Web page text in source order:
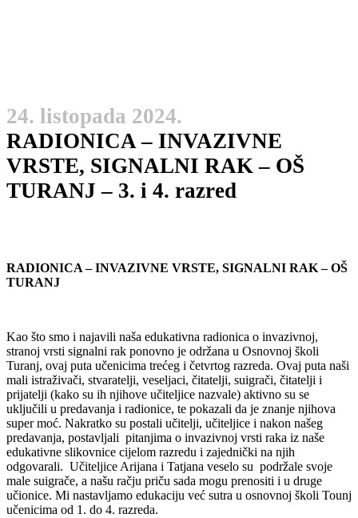
24. listopada 2024.
RADIONICA – INVAZIVNE
VRSTE, SIGNALNI RAK – OŠ
TURANJ – 3. i 4. razred
RADIONICA – INVAZIVNE VRSTE, SIGNALNI RAK – OŠ
TURANJ
Kao što smo i najavili naša edukativna radionica o invazivnoj,
stranoj vrsti signalni rak ponovno je održana u Osnovnoj školi
Turanj, ovaj puta učenicima trećeg i četvrtog razreda. Ovaj puta naši
mali istraživači, stvaratelji, veseljaci, čitatelji, suigrači, čitatelji i
prijatelji (kako su ih njihove učiteljice nazvale) aktivno su se
uključili u predavanja i radionice, te pokazali da je znanje njihova
super moć. Nakratko su postali učitelji, učiteljice i nakon našeg
predavanja, postavljali pitanjima o invazivnoj vrsti raka iz naše
edukativne slikovnice cijelom razredu i zajednički na njih
odgovarali. Učiteljice Arijana i Tatjana veselo su podržale svoje
male suigrače, a našu račju priču sada mogu prenositi i u druge
učionice. Mi nastavljamo edukaciju već sutra u osnovnoj školi Tounj
učenicima od 1. do 4. razreda.